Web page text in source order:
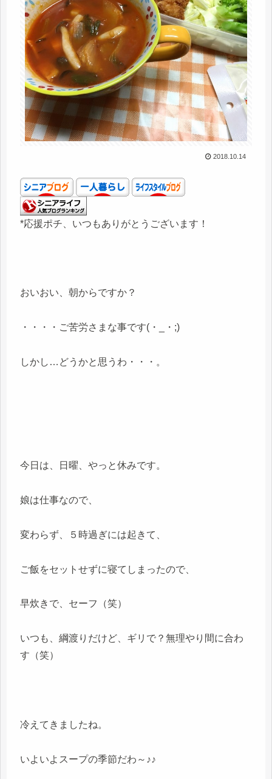
2018.10.14
*応援ポチ、いつもありがとうございます！
おいおい、朝からですか？
・・・・ご苦労さまな事です(・_・;)
しかし…どうかと思うわ・・・。
今日は、日曜、やっと休みです。
娘は仕事なので、
変わらず、５時過ぎには起きて、
ご飯をセットせずに寝てしまったので、
早炊きで、セーフ（笑）
いつも、綱渡りだけど、ギリで？無理やり間に合わ
す（笑）
冷えてきましたね。
いよいよスープの季節だわ～♪♪